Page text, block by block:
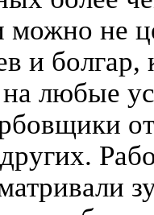
не
и
любые